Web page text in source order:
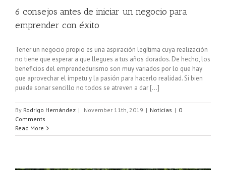
6 consejos antes de iniciar un negocio para
emprender con éxito
Tener un negocio propio es una aspiración legítima cuya realización
no tiene que esperar a que llegues a tus años dorados. De hecho, los
beneficios del emprendedurismo son muy variados por lo que hay
que aprovechar el ímpetu y la pasión para hacerlo realidad. Si bien
puede sonar sencillo no todos se atreven a dar [...]
By Rodrigo Hernández | November 11th, 2019 | Noticias | 0
Comments
Read More